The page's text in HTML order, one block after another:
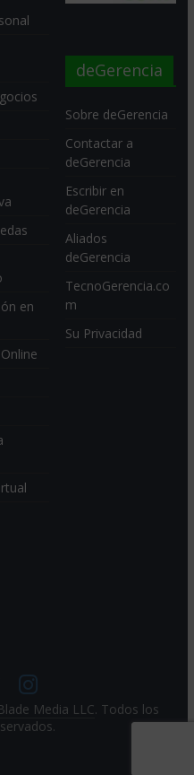
en
deGerencia
Sobre deGerencia
Contactar a
deGerencia
Escribir en
deGerencia
Aliados
deGerencia
TecnoGerencia.co
m
Su Privacidad
Media LLC. Todos los